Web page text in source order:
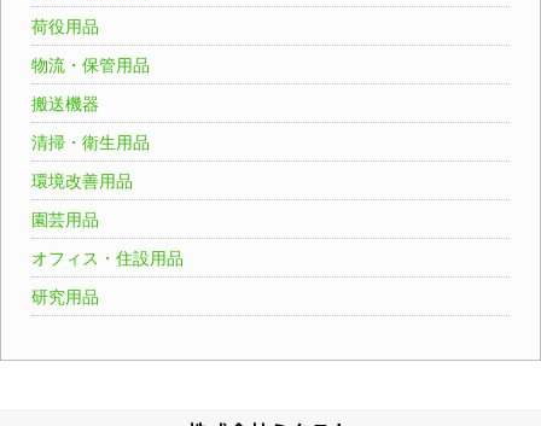
荷役用品
物流・保管用品
搬送機器
清掃・衛生用品
環境改善用品
園芸用品
オフィス・住設用品
研究用品